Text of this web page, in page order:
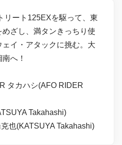
リート125EXを駆って、東
ざし、満タンきっちり使
イ・アタックに挑む。大
へ！
タカハシ(AFO RIDER
Takahashi)
也(KATSUYA Takahashi)